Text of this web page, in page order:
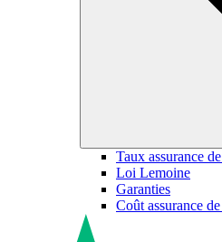
Taux assurance
Loi Lemoine
Garanties
Coût assurance